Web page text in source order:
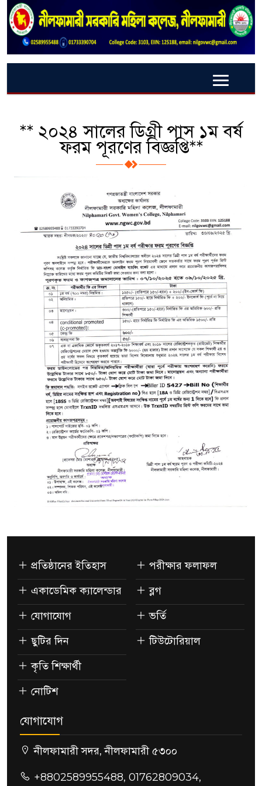
** ২০২৪ সালের ডিগ্রী পাস ১ম বর্ষ
ফরম পূরণের বিজ্ঞপ্তি**
প্রতিষ্ঠানের ইতিহাস
একাডেমিক ক্যালেন্ডার
যোগাযোগ
ছুটির দিন
কৃতি শিক্ষার্থী
নোটিশ
পরীক্ষার ফলাফল
ব্লগ
ভর্তি
টিউটোরিয়াল
যোগাযোগ
নীলফামারী সদর, নীলফামারী ৫৩০০
+8802589955488, 01762809034,